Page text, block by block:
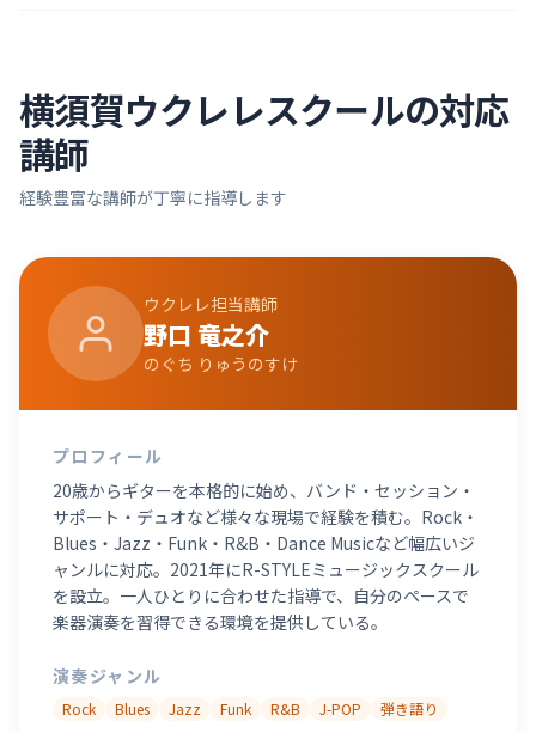
横須賀ウクレレスクールの対応
講師
経験豊富な講師が丁寧に指導します
ウクレレ担当講師
野口 竜之介
のぐち りゅうのすけ
プロフィール
20歳からギターを本格的に始め、バンド・セッション・
サポート・デュオなど様々な現場で経験を積む。Rock・
Blues・Jazz・Funk・R&B・Dance Musicなど幅広いジ
ャンルに対応。2021年にR-STYLEミュージックスクール
を設立。一人ひとりに合わせた指導で、自分のペースで
楽器演奏を習得できる環境を提供している。
演奏ジャンル
Rock Blues Jazz Funk R&B J-POP 弾き語り